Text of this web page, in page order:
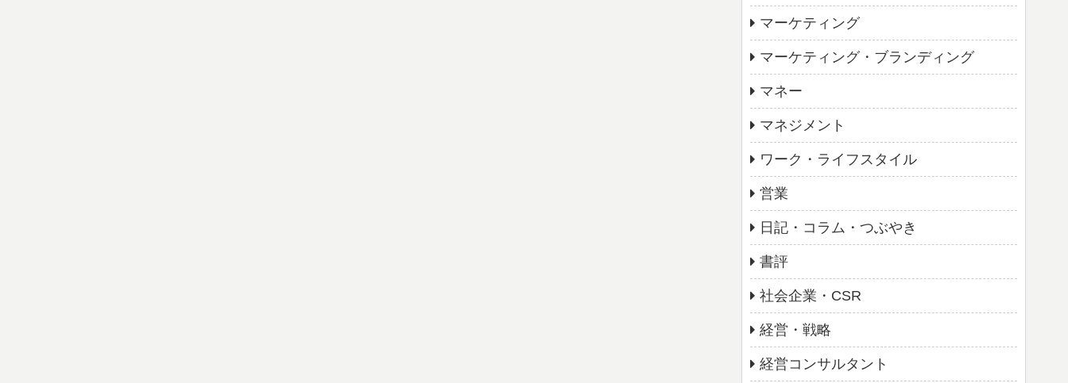
マーケティング
マーケティング・ブランディング
マネー
マネジメント
ワーク・ライフスタイル
営業
日記・コラム・つぶやき
書評
社会企業・CSR
経営・戦略
経営コンサルタント